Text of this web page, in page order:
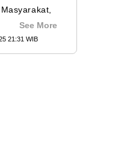
See More
21:31 WIB